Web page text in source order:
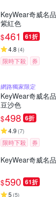
KeyWear奇威名
紫紅色
$461 61折
4.8 (4)
限時下殺 券
網路獨家限定
KeyWear奇威名
豆沙色
$498 6折
4.9 (7)
限時下殺 券
KeyWear奇威名
$590 61折
5 (5)